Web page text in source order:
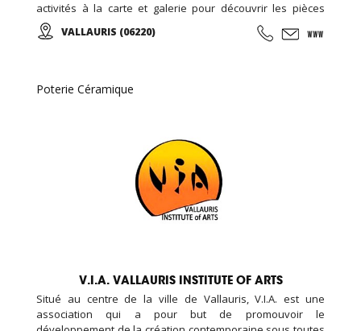
activités à la carte et galerie pour découvrir les pièces
d’élèves et d’artistes internationaux...
VALLAURIS (06220)
Poterie Céramique
V.I.A. VALLAURIS INSTITUTE OF ARTS
Situé au centre de la ville de Vallauris, V.I.A. est une
association qui a pour but de promouvoir le